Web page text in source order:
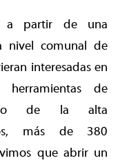
a partir de una
nivel comunal de
interesadas en
de
de la alta
más de 380
que abrir un